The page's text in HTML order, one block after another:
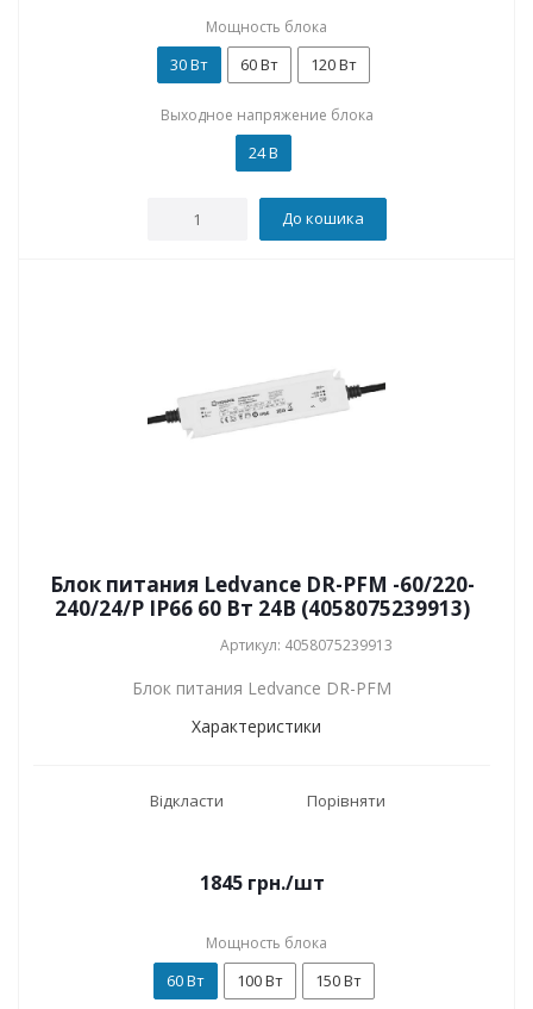
Мощность блока
30 Вт 60 Вт 120 Вт
Выходное напряжение блока
24 В
До кошика
Блок питания Ledvance DR-PFM -60/220-
240/24/P IP66 60 Вт 24В (4058075239913)
Артикул: 4058075239913
Блок питания Ledvance DR-PFM
Характеристики
Відкласти Порівняти
1845 грн./шт
Мощность блока
60 Вт 100 Вт 150 Вт